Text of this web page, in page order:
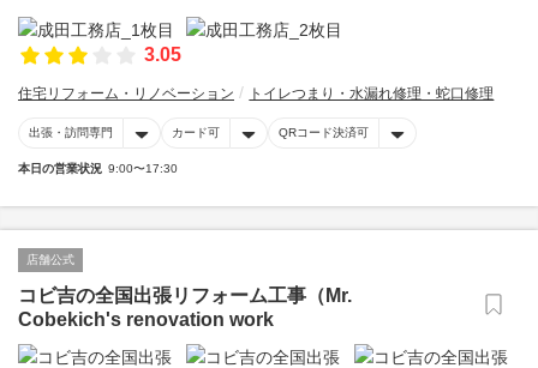
3.05
住宅リフォーム・リノベーション トイレつまり・水漏れ修理・蛇口修理
出張・訪問専門 カード可 QRコード決済可
本日の営業状況 9:00〜17:30
店舗公式
コビ吉の全国出張リフォーム工事（Mr.
Cobekich's renovation work